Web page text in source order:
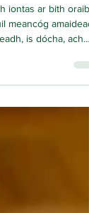
iontas ar bith oraibh
is dócha, ach
mbaineann a